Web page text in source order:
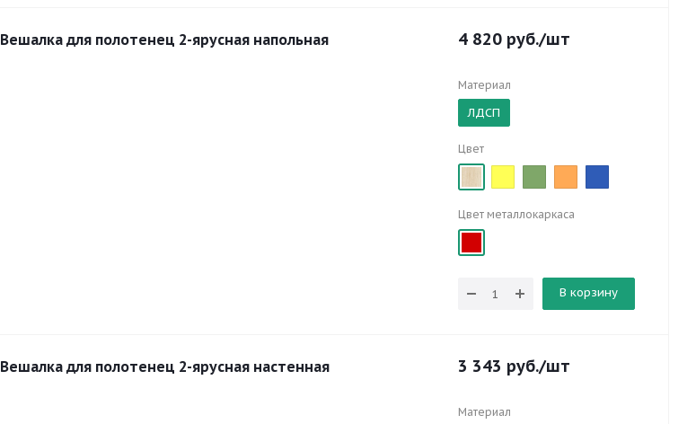
Вешалка для полотенец 2-ярусная напольная 4 820 руб./шт
Материал
ЛДСП
Цвет
Цвет металлокаркаса
В корзину
Вешалка для полотенец 2-ярусная настенная 3 343 руб./шт
Материал